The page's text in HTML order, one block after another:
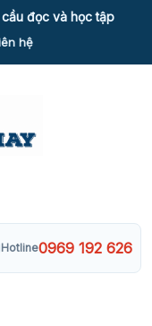
đọc và học tập
hệ
Hotline0969 192 626